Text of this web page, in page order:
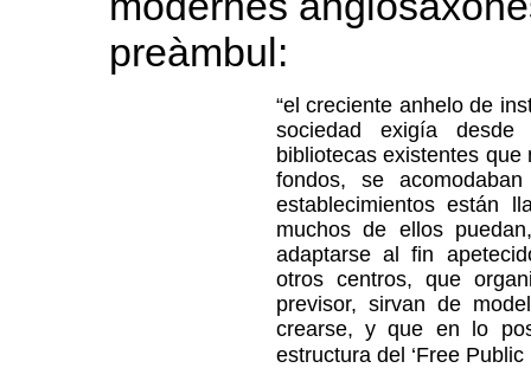
preàmbul:
“el creciente anhelo de
sociedad exigía
bibliotecas existentes
fondos, se
establecimientos están
muchos de ellos
adaptarse al fin
otros centros, que
previsor, sirvan de
crearse, y que en lo
estructura del ‘Free Public